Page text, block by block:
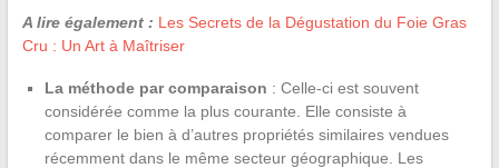
A lire également : Les Secrets de la Dégustation du Foie Gras
Cru : Un Art à Maîtriser
La méthode par comparaison : Celle-ci est souvent
considérée comme la plus courante. Elle consiste à
comparer le bien à d’autres propriétés similaires vendues
récemment dans le même secteur géographique. Les